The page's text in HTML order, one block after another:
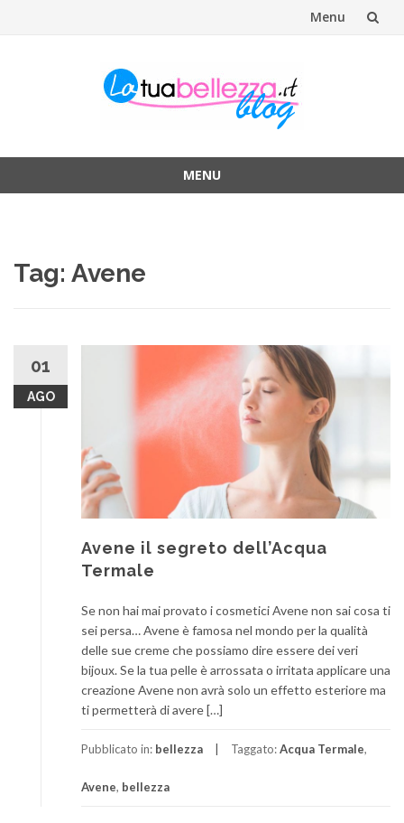
Menu
MENU
Tag: Avene
01
AGO
Avene il segreto dell’Acqua
Termale
Se non hai mai provato i cosmetici Avene non sai cosa ti
sei persa… Avene è famosa nel mondo per la qualità
delle sue creme che possiamo dire essere dei veri
bijoux. Se la tua pelle è arrossata o irritata applicare una
creazione Avene non avrà solo un effetto esteriore ma
ti permetterà di avere […]
Pubblicato in: bellezza Taggato:Acqua Termale,
Avene, bellezza